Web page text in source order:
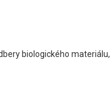
biologického materiálu,